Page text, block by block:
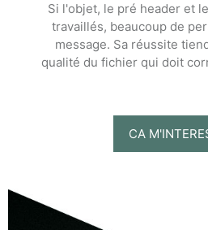
Si l'objet, le pré header et
travaillés, beaucoup de
message. Sa réussite
qualité du fichier qui doit
CA